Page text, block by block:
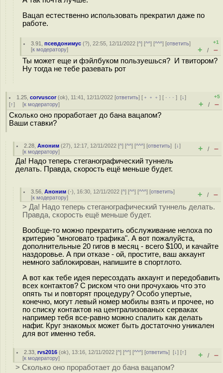
Вацап естественно использовать прекратил даже по
работе.
3.91 ,псевдонимус (?), 22:55, 12/11/2022 [^] [^^] [^^^] [ответить]
[к модератору]
+1
+ / –
Ты может еще и фэйлбуком пользуешься? И твитором?
Ну тогда не тебе разевать рот
1.25 ,corvuscor(ok), 11:41, 12/11/2022 [ответить] [ ﹢﹢﹢] [ · · ·][↓]
[↑] [к модератору]
+5
+ / –
Сколько оно проработает до бана вацапом?
Ваши ставки?
2.28 ,Аноним (27), 12:17, 12/11/2022 [^] [^^] [^^^] [ответить][↓]
[к модератору] + / –
Да! Надо теперь стеганографический туннель
делать. Правда, скорость ещё меньше будет.
3.56 ,Аноним (-), 16:30, 12/11/2022 [^] [^^] [^^^] [ответить]
[к модератору] + / –
> Да! Надо теперь стеганографический туннель делать.
Правда, скорость ещё меньше будет.
Вообще-то можно прекратить обслуживание нелоха по
критерию "многовато трафика". А вот пожалуйста,
дополнительные 20 гигов в месяц - всего $100, и качайте
наздоровье. А при отказе - ой, простите, ваш аккаунт
немного заблокирован, напишите в спортлото.
А вот как тебе идея пересоздать аккаунт и передобавить
всех контактов? С риском что они прочухаюь что это
опять ты и повторят процедуру? Особо упертые,
конечно, могут левый номер мобилы взять и прочее, но
по списку контактов на централизованых серваках
например тебя все-равно можно спалить как делать
нафиг. Круг знакомых может быть достаточно уникален
для вот именно тебя.
2.33 ,rvs2016 (ok), 13:16, 12/11/2022 [^] [^^] [^^^] [ответить][↓] [↑]
[к модератору] + / –
> Сколько оно проработает до бана вацапом?